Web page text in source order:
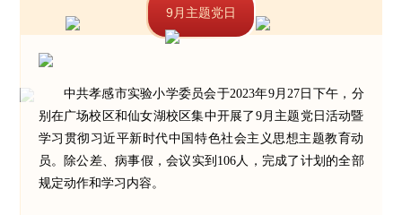
9月主题党日
中共孝感市实验小学委员会于2023年9月27日下午，分
别在广场校区和仙女湖校区集中开展了9月主题党日活动暨
学习贯彻习近平新时代中国特色社会主义思想主题教育动
员。除公差、病事假，会议实到106人，完成了计划的全部
规定动作和学习内容。